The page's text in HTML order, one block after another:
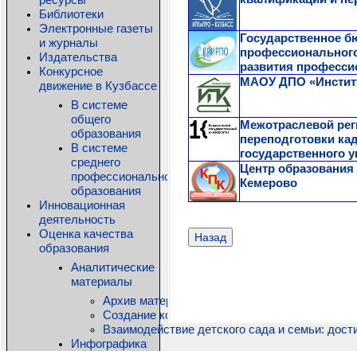
Библиотеки
Электронные газеты
и журналы
Издательства
Конкурсное
движение в Кузбассе
В системе
общего
образования
В системе
среднего
профессионального
образования
Инновационная
деятельность
Оценка качества
образования
Аналитические
материалы
Архив материалов
Создание комфортной образовательной
Взаимодействие детского сада и семьи:
Инфографика
Государственное
развития
МАОУ ДПО
Межотраслевой
переподготовки
государственного
Центр
Кемерово
Назад